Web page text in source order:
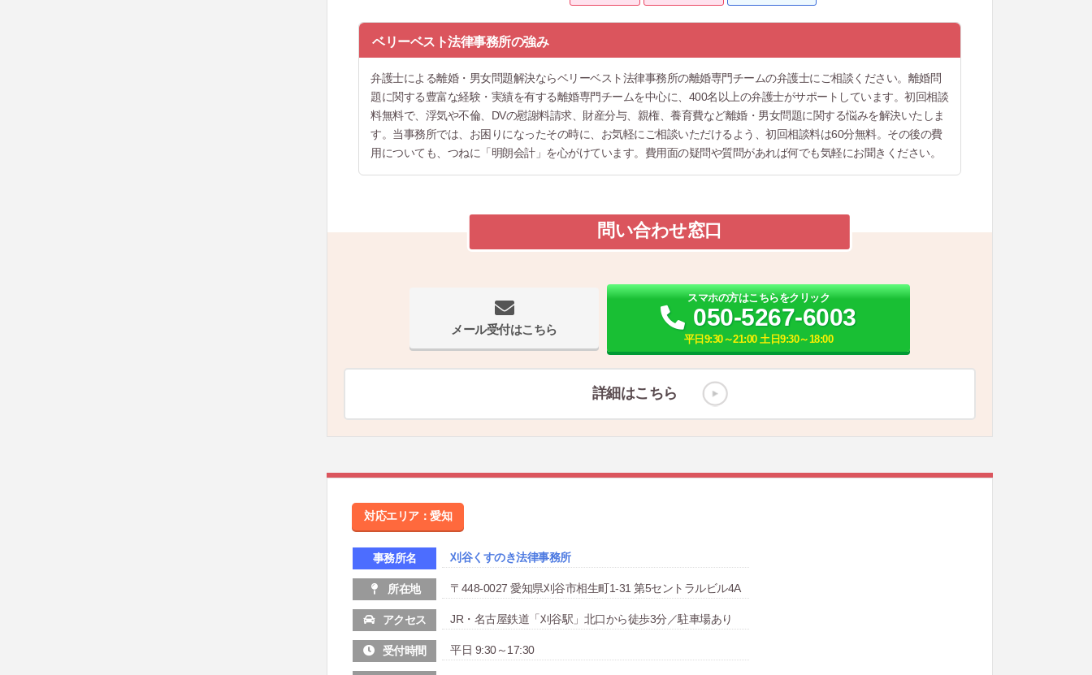
ベリーベスト法律事務所の強み
弁護士による離婚・男女問題解決ならベリーベスト法律事務所の離婚専門チームの弁護士にご相談ください。離婚問
題に関する豊富な経験・実績を有する離婚専門チームを中心に、400名以上の弁護士がサポートしています。初回相談
料無料で、浮気や不倫、DVの慰謝料請求、財産分与、親権、養育費など離婚・男女問題に関する悩みを解決いたしま
す。当事務所では、お困りになったその時に、お気軽にご相談いただけるよう、初回相談料は60分無料。その後の費
用についても、つねに「明朗会計」を心がけています。費用面の疑問や質問があれば何でも気軽にお聞きください。
問い合わせ窓口
メール受付はこちら
スマホの方はこちらをクリック
050-5267-6003
平日9:30～21:00 土日9:30～18:00
詳細はこちら
対応エリア：愛知
事務所名 刈谷くすのき法律事務所
所在地 〒448-0027 愛知県刈谷市相生町1-31 第5セントラルビル4A
アクセス JR・名古屋鉄道「刈谷駅」北口から徒歩3分／駐車場あり
受付時間 平日 9:30～17:30